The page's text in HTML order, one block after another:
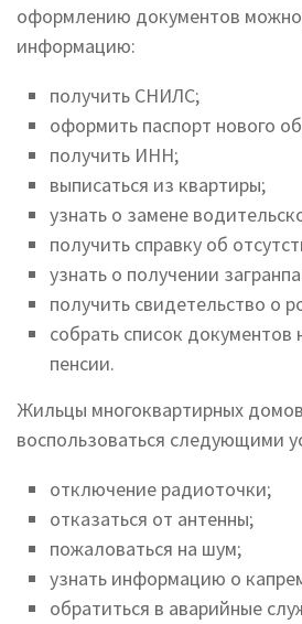
оформлению документов
информацию:
получить СНИЛС;
оформить паспорт нового
получить ИНН;
выписаться из квартиры;
узнать о замене
получить справку об
узнать о получении
получить свидетельство о
собрать список
пенсии.
Жильцы многоквартирных
воспользоваться следующими
отключение радиоточки;
отказаться от антенны;
пожаловаться на шум;
узнать информацию о
обратиться в аварийные